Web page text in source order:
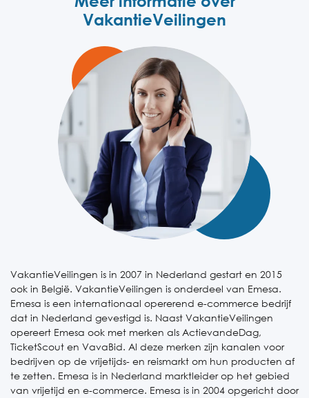
VakantieVeilingen
VakantieVeilingen is in 2007 in Nederland gestart en 2015
ook in België. VakantieVeilingen is onderdeel van Emesa.
Emesa is een internationaal opererend e-commerce bedrijf
dat in Nederland gevestigd is. Naast VakantieVeilingen
opereert Emesa ook met merken als ActievandeDag,
TicketScout en VavaBid. Al deze merken zijn kanalen voor
bedrijven op de vrijetijds- en reismarkt om hun producten af
te zetten. Emesa is in Nederland marktleider op het gebied
van vrijetijd en e-commerce. Emesa is in 2004 opgericht door